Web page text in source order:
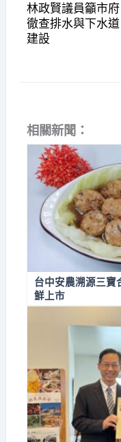
林政賢議員籲市府
徹查排水與下水道
建設
相關新聞：
台中安農溯源​三
鮮上市